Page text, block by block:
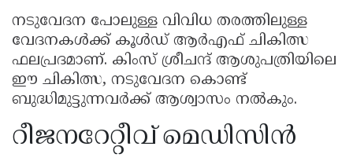
നടുവേദന പോലുള്ള വിവിധ തരത്തിലുള്ള
വേദനകൾക്ക് കൂൾഡ് ആർഎഫ് ചികിത്സ
ഫലപ്രദമാണ്. കിംസ് ശ്രീചന്ദ് ആശുപത്രിയിലെ
ഈ ചികിത്സ, നടുവേദന കൊണ്ട്
ബുദ്ധിമുട്ടുന്നവർക്ക് ആശ്വാസം നൽകും.
റീജനറേറ്റീവ് മെഡിസിൻ